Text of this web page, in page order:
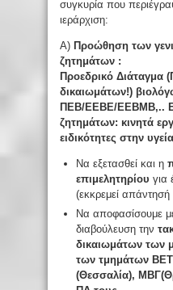
συγκυρία που
ιεράρχιση:
Α) Προώθηση των
ζητημάτων :
Προεδρικό Διάταγμα
δικαιωμάτων!)
ΠΕΒ/ΕΕΒΕ/ΕΕΒΜΒ,..
ζητημάτων: κινητά
ειδικότητες στην υγεία
Να εξετασθεί και η
επιμελητηρίου για
(εκκρεμεί
Να αποφασίσουμε
διαβούλευση την
δικαιωμάτων των
των τμημάτων
(Θεσσαλία),